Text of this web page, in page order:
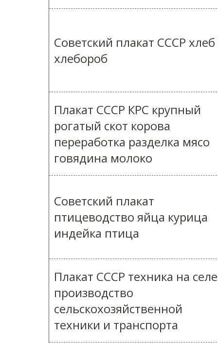
Советский плакат СССР хлеб
хлебороб
Плакат СССР КРС крупный
рогатый скот корова
переработка разделка мясо
говядина молоко
Советский плакат
птицеводство яйца курица
индейка птица
Плакат СССР техника на селе
производство
сельскохозяйственной
техники и транспорта